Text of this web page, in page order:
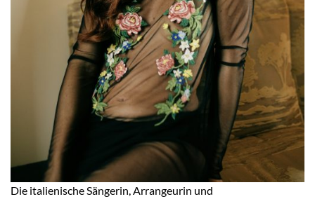
Die italienische Sängerin, Arrangeurin und